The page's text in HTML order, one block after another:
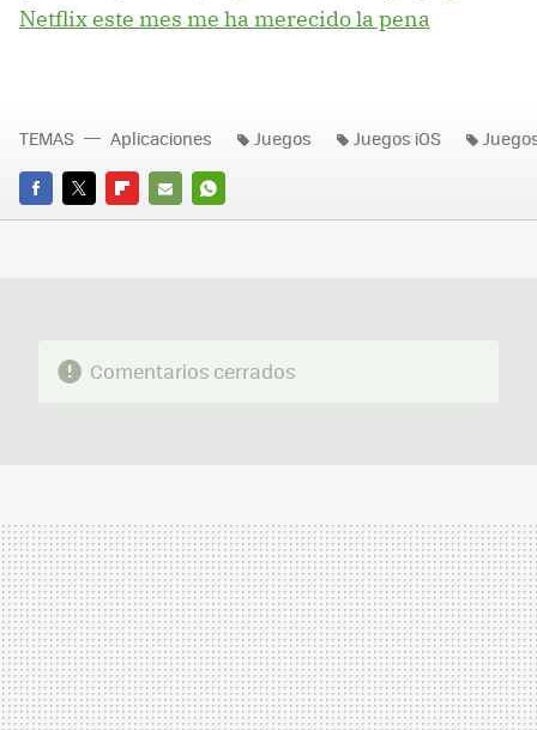
Netflix este mes me ha merecido la pena
FACEBOOK
TWITTERFLIPBOARD
E-
WHATSAPP
TEMAS Aplicaciones Juegos Juegos iOS
Comentarios cerrados